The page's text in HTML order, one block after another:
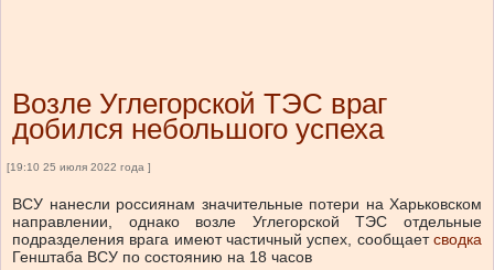
Возле Углегорской ТЭС враг
добился небольшого успеха
[19:10 25 июля 2022 года ]
ВСУ нанесли россиянам значительные потери на Харьковском
направлении, однако возле Углегорской ТЭС отдельные
подразделения врага имеют частичный успех, сообщаетсводка
Генштаба ВСУ по состоянию на 18 часов